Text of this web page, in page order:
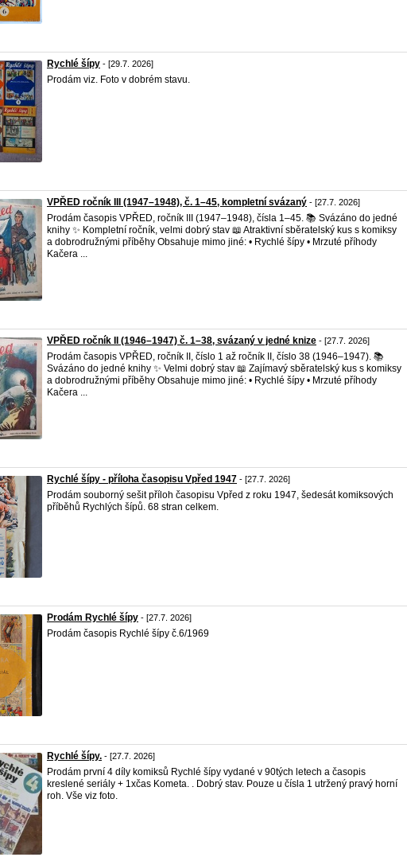
Rychlé šípy - [29.7. 2026]
Prodám viz. Foto v dobrém stavu.
VPŘED ročník III (1947–1948), č. 1–45, kompletní svázaný - [27.7. 2026]
Prodám časopis VPŘED, ročník III (1947–1948), čísla 1–45. 📚 Svázáno do jedné
knihy ✨ Kompletní ročník, velmi dobrý stav 📖 Atraktivní sběratelský kus s komiksy
a dobrodružnými příběhy Obsahuje mimo jiné: • Rychlé šípy • Mrzuté příhody
Kačera ...
VPŘED ročník II (1946–1947) č. 1–38, svázaný v jedné knize - [27.7. 2026]
Prodám časopis VPŘED, ročník II, číslo 1 až ročník II, číslo 38 (1946–1947). 📚
Svázáno do jedné knihy ✨ Velmi dobrý stav 📖 Zajímavý sběratelský kus s komiksy
a dobrodružnými příběhy Obsahuje mimo jiné: • Rychlé šípy • Mrzuté příhody
Kačera ...
Rychlé šípy - příloha časopisu Vpřed 1947 - [27.7. 2026]
Prodám souborný sešit příloh časopisu Vpřed z roku 1947, šedesát komiksových
příběhů Rychlých šípů. 68 stran celkem.
Prodám Rychlé šípy - [27.7. 2026]
Prodám časopis Rychlé šípy č.6/1969
Rychlé šípy. - [27.7. 2026]
Prodám první 4 díly komiksů Rychlé šípy vydané v 90tých letech a časopis
kreslené seriály + 1xčas Kometa. . Dobrý stav. Pouze u čísla 1 utržený pravý horní
roh. Vše viz foto.